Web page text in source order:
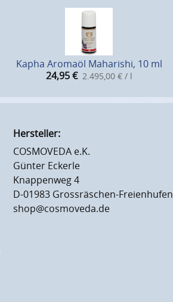
Kapha Aromaöl Maharishi, 10 ml
24,95 € 2.495,00 € / l
Hersteller:
COSMOVEDA e.K.
Günter Eckerle
Knappenweg 4
D-01983 Grossräschen-Freienhufen
shop@cosmoveda.de